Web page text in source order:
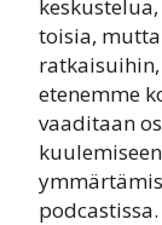
toisia,
etenemme
vaaditaan
podcastissa.